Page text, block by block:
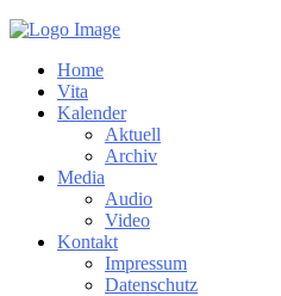
Home
Vita
Kalender
Aktuell
Archiv
Media
Audio
Video
Kontakt
Impressum
Datenschutz